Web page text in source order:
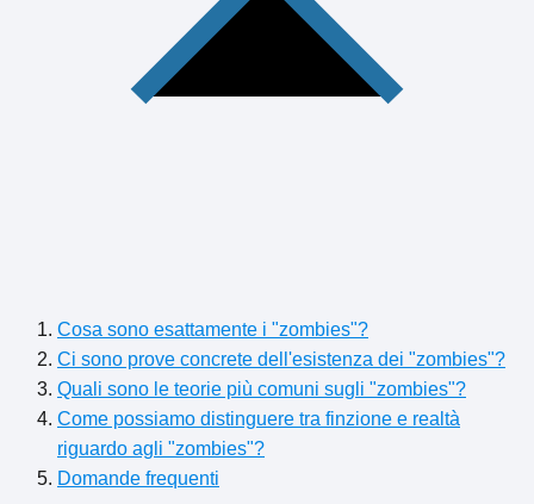
Cosa sono esattamente i "zombies"?
Ci sono prove concrete dell'esistenza dei "zombies"?
Quali sono le teorie più comuni sugli "zombies"?
Come possiamo distinguere tra finzione e realtà
riguardo agli "zombies"?
Domande frequenti